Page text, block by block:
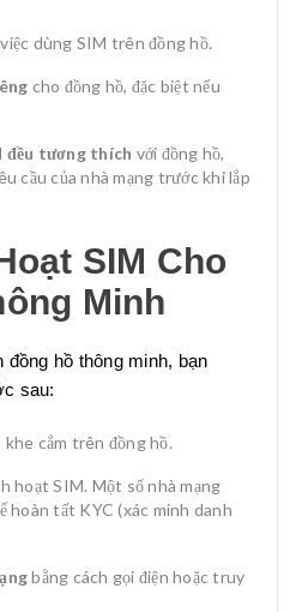
việc dùng SIM trên đồng hồ.
cho đồng hồ, đặc biệt nếu
đều tương thích với đồng hồ,
cầu của nhà mạng trước khi lắp
SIM Cho
Minh
hồ thông minh, bạn
sau:
khe cắm trên đồng hồ.
hoạt SIM. Một số nhà mạng
hoàn tất KYC (xác minh danh
bằng cách gọi điện hoặc truy